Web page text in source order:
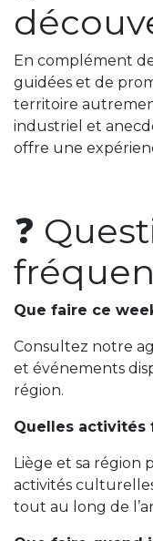
En complément
guidées et de
territoire
industriel et
offre une
❓
Que faire ce
Consultez notre
et événements
région.
Quelles activités
Liège et sa région
activités
tout au long de